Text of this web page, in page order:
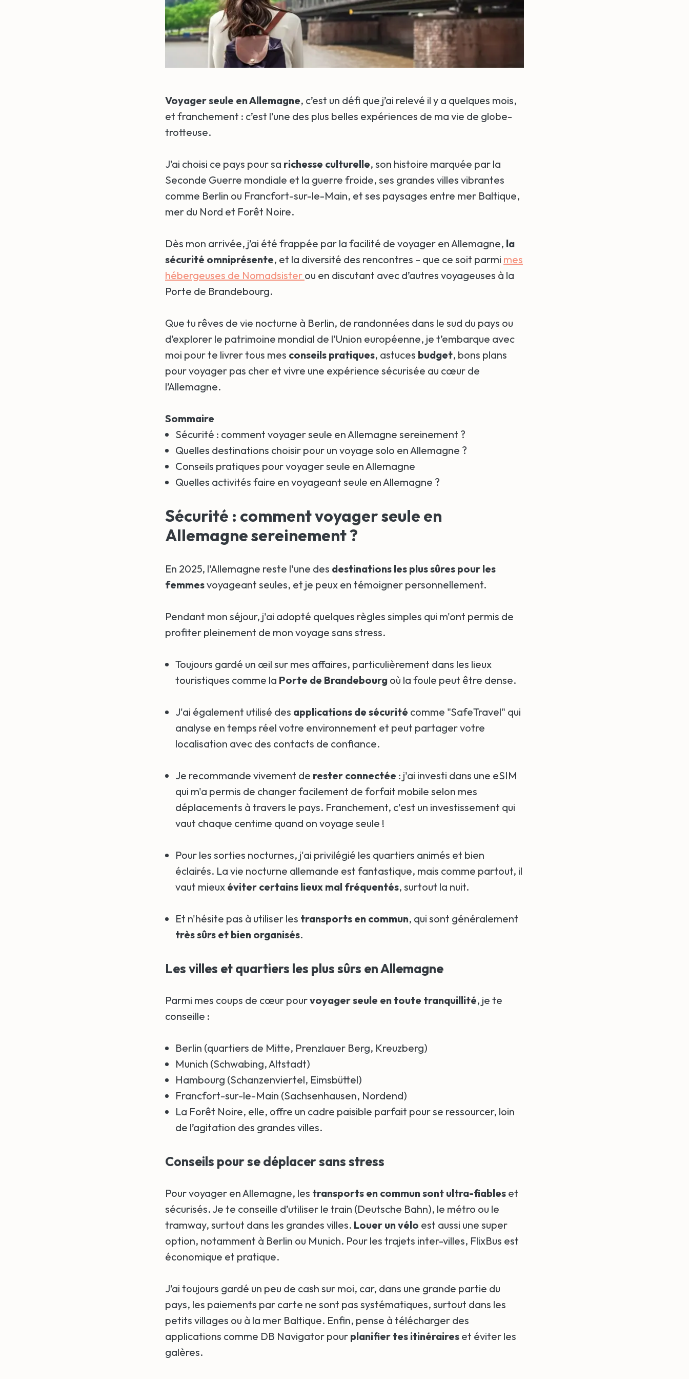
Voyager seule en Allemagne, c’est un défi que j’ai relevé il y a quelques mois,
et franchement : c’est l’une des plus belles expériences de ma vie de globe-
trotteuse.
J’ai choisi ce pays pour sa richesse culturelle, son histoire marquée par la
Seconde Guerre mondiale et la guerre froide, ses grandes villes vibrantes
comme Berlin ou Francfort-sur-le-Main, et ses paysages entre mer Baltique,
mer du Nord et Forêt Noire.
Dès mon arrivée, j’ai été frappée par la facilité de voyager en Allemagne, la
sécurité omniprésente, et la diversité des rencontres – que ce soit parmi mes
hébergeuses de Nomadsister ou en discutant avec d’autres voyageuses à la
Porte de Brandebourg.
Que tu rêves de vie nocturne à Berlin, de randonnées dans le sud du pays ou
d’explorer le patrimoine mondial de l’Union européenne, je t’embarque avec
moi pour te livrer tous mes conseils pratiques, astuces budget, bons plans
pour voyager pas cher et vivre une expérience sécurisée au cœur de
l’Allemagne.
Sommaire
Sécurité : comment voyager seule en Allemagne sereinement ?
Quelles destinations choisir pour un voyage solo en Allemagne ?
Conseils pratiques pour voyager seule en Allemagne
Quelles activités faire en voyageant seule en Allemagne ?
Sécurité : comment voyager seule en
Allemagne sereinement ?
En 2025, l'Allemagne reste l'une des destinations les plus sûres pour les
femmesvoyageant seules, et je peux en témoigner personnellement.
Pendant mon séjour, j'ai adopté quelques règles simples qui m'ont permis de
profiter pleinement de mon voyage sans stress.
Toujours gardé un œil sur mes affaires, particulièrement dans les lieux
touristiques comme la Porte de Brandebourg où la foule peut être dense.
J'ai également utilisé des applications de sécurité comme "SafeTravel" qui
analyse en temps réel votre environnement et peut partager votre
localisation avec des contacts de confiance.
Je recommande vivement de rester connectée : j'ai investi dans une eSIM
qui m'a permis de changer facilement de forfait mobile selon mes
déplacements à travers le pays. Franchement, c'est un investissement qui
vaut chaque centime quand on voyage seule !
Pour les sorties nocturnes, j'ai privilégié les quartiers animés et bien
éclairés. La vie nocturne allemande est fantastique, mais comme partout, il
vaut mieux éviter certains lieux mal fréquentés, surtout la nuit.
Et n'hésite pas à utiliser les transports en commun, qui sont généralement
très sûrs et bien organisés.
Les villes et quartiers les plus sûrs en Allemagne
Parmi mes coups de cœur pourvoyager seule en toute tranquillité, je te
conseille :
Berlin (quartiers de Mitte, Prenzlauer Berg, Kreuzberg)
Munich (Schwabing, Altstadt)
Hambourg (Schanzenviertel, Eimsbüttel)
Francfort-sur-le-Main (Sachsenhausen, Nordend)
La Forêt Noire, elle, offre un cadre paisible parfait pour se ressourcer, loin
de l’agitation des grandes villes.
Conseils pour se déplacer sans stress
Pour voyager en Allemagne, les transports en commun sont ultra-fiables et
sécurisés. Je te conseille d’utiliser le train (Deutsche Bahn), le métro ou le
tramway, surtout dans les grandes villes. Louer un vélo est aussi une super
option, notamment à Berlin ou Munich. Pour les trajets inter-villes, FlixBus est
économique et pratique.
J’ai toujours gardé un peu de cash sur moi, car, dans une grande partie du
pays, les paiements par carte ne sont pas systématiques, surtout dans les
petits villages ou à la mer Baltique. Enfin, pense à télécharger des
applications comme DB Navigator pour planifier tes itinéraires et éviter les
galères.